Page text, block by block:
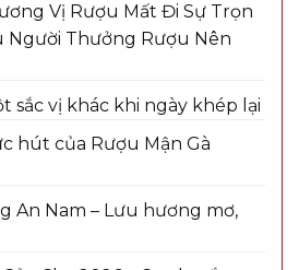
Vị Rượu Mất Đi Sự Trọn
Người Thưởng Rượu Nên
sắc vị khác khi ngày khép lại
hút của Rượu Mận Gà
An Nam – Lưu hương mơ,